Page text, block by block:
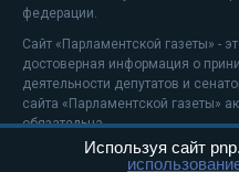
федерации.
Сайт «Парламентской газеты» -
достоверная информация о
деятельности депутатов и
сайта «Парламентской газеты»
обязательна.
На информационном ресурсе
Используя сайт